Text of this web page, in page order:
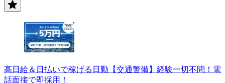
高日給＆日払いで稼げる日勤【交通警備】経験一切不問！電
話面接で即採用！